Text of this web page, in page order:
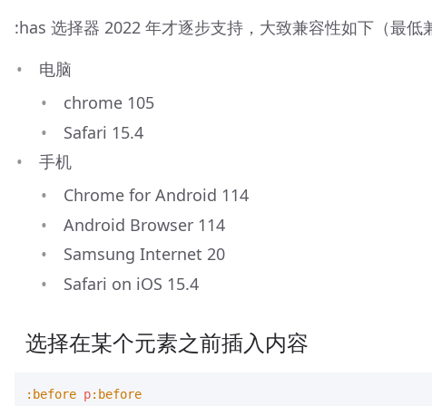
:has 选择器 2022 年才逐步支持，大致兼容性如下（最低
电脑
chrome 105
Safari 15.4
手机
Chrome for Android 114
Android Browser 114
Samsung Internet 20
Safari on iOS 15.4
选择在某个元素之前插入内容
:before p:before